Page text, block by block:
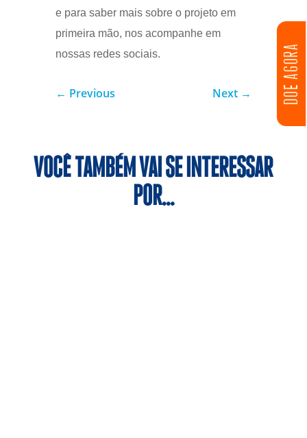
DOE AGORA
e para saber mais sobre o projeto em
primeira mão, nos acompanhe em
nossas redes sociais.
← Previous Next →
VOCÊ TAMBÉM VAI SE INTERESSAR
POR…